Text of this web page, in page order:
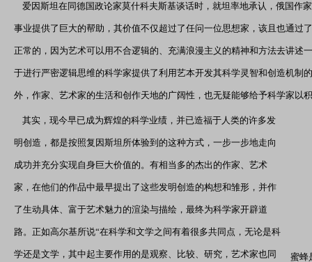
爱因斯坦在同德国政论家莫什科夫斯基谈话时，就坦率地承认，俄国作
事业提供了巨大的帮助，其价值不仅超过了任问一位思想家，该且也通过
正常的，因为艺术可以用不合逻辑的、充满浪漫主义的精神和方法去讲述
于进行严密逻辑思维的科学家提供了利用艺本开发其科学灵智和创造机制
外，作家、艺术家的生活和创作天地的广阔性，也无疑能够给予科学家以
其实，现今早已成为辉煌的科学业绩，并已造福于人类的许多发
明创造，都是按照复因斯坦所体验到的这种方式，一步一步地走向
成功并充分实现自身巨大价值的。有相当多的杰出的作家、艺术
家，在他们的作品中最早提出了这些发明创造的构想和雏形，并作
了生动具体、富于艺术魅力的渲染与描绘，最终为科学家开辟道
路。正如高尔基所说“在科学和文学之间有着很多共同点，无论是科
学还是文学，其中起主要作用的是观察、比较、研究，艺术家也同 蜜蜂